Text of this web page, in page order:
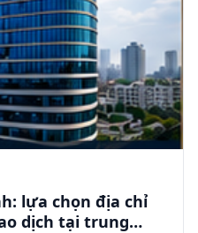
lựa chọn địa chỉ
dịch tại trung